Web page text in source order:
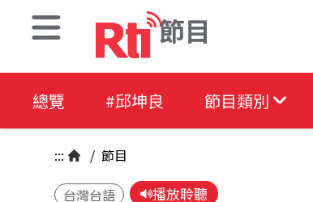
節目
總覽 #邱坤良 節目類別
::: / 節目
台灣台語 播放聆聽